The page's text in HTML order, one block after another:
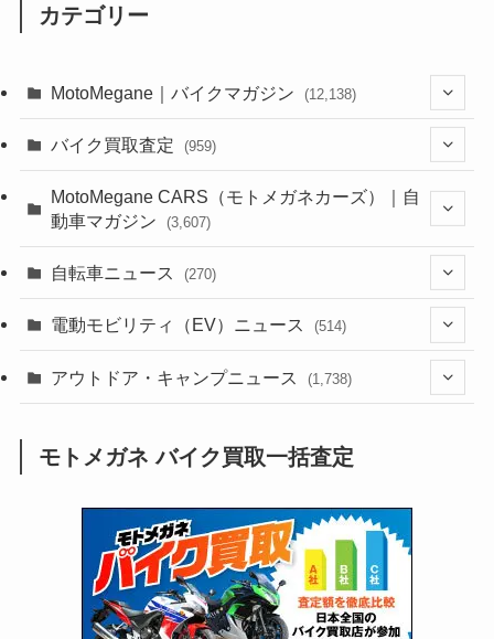
カテゴリー
MotoMegane｜バイクマガジン (12,138)
(44)
(639)
(118)
(60)
(31)
(51)
(34)
(5)
(252)
(38)
(24)
(16)
(25)
(24)
(249)
(64)
(16)
(62)
(4)
(306)
(6,958)
(2,474)
(249)
(1,226)
(12)
(131)
(38)
(167)
(85)
(171)
(66)
(16)
(141)
(255)
(1,142)
(166)
(23)
(33)
(415)
(16)
バイク買取査定 (959)
(352)
MotoMegane CARS（モトメガネカーズ）｜自
動車マガジン
(3,607)
(186)
(137)
(74)
(2,744)
(126)
(170)
自転車ニュース (270)
(54)
(211)
電動モビリティ（EV）ニュース (514)
(132)
(171)
(118)
(27)
アウトドア・キャンプニュース (1,738)
(1,605)
(147)
(13)
モトメガネ バイク買取一括査定